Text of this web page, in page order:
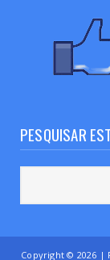
PESQUISAR
Copyright © 2026 |